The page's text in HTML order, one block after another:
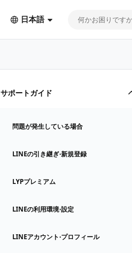
日本語
サポートガイド
問題が発生している場合
LINEの引き継ぎ⋅新規登録
LYPプレミアム
LINEの利用環境⋅設定
LINEアカウント⋅プロフィール